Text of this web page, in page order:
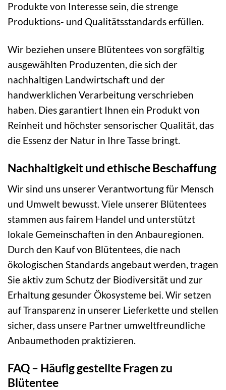
Produkte von Interesse sein, die strenge
Produktions- und Qualitätsstandards erfüllen.
Wir beziehen unsere Blütentees von sorgfältig
ausgewählten Produzenten, die sich der
nachhaltigen Landwirtschaft und der
handwerklichen Verarbeitung verschrieben
haben. Dies garantiert Ihnen ein Produkt von
Reinheit und höchster sensorischer Qualität, das
die Essenz der Natur in Ihre Tasse bringt.
Nachhaltigkeit und ethische Beschaffung
Wir sind uns unserer Verantwortung für Mensch
und Umwelt bewusst. Viele unserer Blütentees
stammen aus fairem Handel und unterstützt
lokale Gemeinschaften in den Anbauregionen.
Durch den Kauf von Blütentees, die nach
ökologischen Standards angebaut werden, tragen
Sie aktiv zum Schutz der Biodiversität und zur
Erhaltung gesunder Ökosysteme bei. Wir setzen
auf Transparenz in unserer Lieferkette und stellen
sicher, dass unsere Partner umweltfreundliche
Anbaumethoden praktizieren.
FAQ – Häufig gestellte Fragen zu
Blütentee